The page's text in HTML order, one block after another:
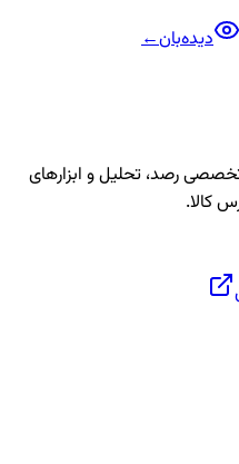
دیده‌بان←
رصد، تحلیل و ابزارهای